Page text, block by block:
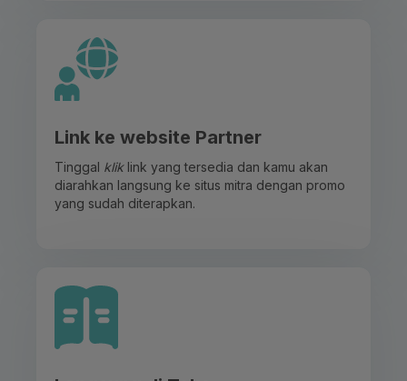
Link ke website Partner
Tinggal kliklink yang tersedia dan kamu akan
diarahkan langsung ke situs mitra dengan promo
yang sudah diterapkan.